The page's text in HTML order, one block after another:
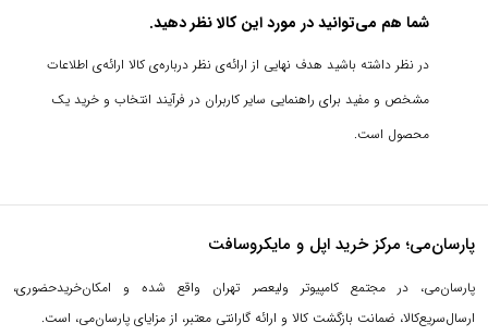
در عین سادگی، جذابیت فراوانی برای مخاطبانش دارد.
شما هم می‌توانید در مورد این کالا نظر دهید.
در نظر داشته باشید هدف نهایی از ارائه‌ی نظر درباره‌ی کالا ارائه‌ی اطلاعات
مشخص و مفید برای راهنمایی سایر کاربران در فرآیند انتخاب و خرید یک
محصول است.
پارسان‌می؛ مرکز خرید اپل و مایکروسافت
پارسان‌می، در مجتمع کامپیوتر ولیعصر تهران واقع شده و امکان‌خریدحضوری،
ارسال‌سریع‌کالا، ضمانت بازگشت کالا و ارائه گارانتی معتبر، از مزایای پارسان‌می، است.